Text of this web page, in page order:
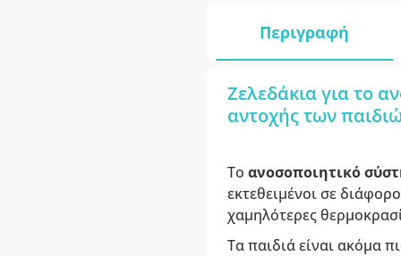
Περιγραφή
Ζελεδάκια για το
αντοχής των
Το ανοσοποιητικό
εκτεθειμένοι σε
χαμηλότερες
Τα παιδιά είναι ακόμα